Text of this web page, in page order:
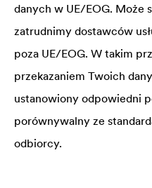
danych w UE/EOG. Może
zatrudnimy dostawców
poza UE/EOG. W takim
przekazaniem Twoich
ustanowiony odpowiedni
porównywalny ze
odbiorcy.